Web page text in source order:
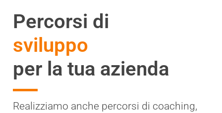
Percorsi di
sviluppo
per la tua azienda
Realizziamo anche percorsi di coaching,